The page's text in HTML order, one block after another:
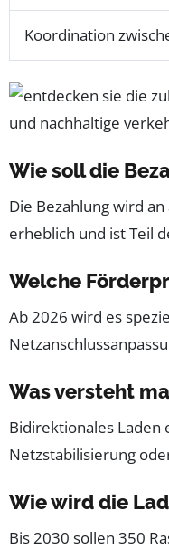
Koordination
Wie soll die
Die Bezahlung wird
erheblich und ist Teil
Welche
Ab 2026 wird es
Was versteht
Bidirektionales Laden
Netzstabilisierung
Wie wird die
Bis 2030 sollen 350